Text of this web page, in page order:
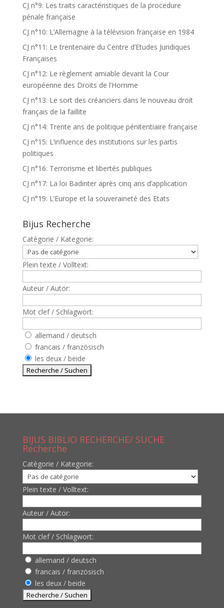
CJ n°9: Les traits caractéristiques de la procedure
pénale française
CJ n°10: L’Allemagne à la télévision française en 1984
CJ n°11: Le trentenaire du Centre d’Etudes Juridiques
Françaises
CJ n°12: Le règlement amiable devant la Cour
européenne des Droits de l’Homme
CJ n°13: Le sort des créanciers dans le nouveau droit
français de la faillite
CJ n°14: Trente ans de politique pénitentiaire française
CJ n°15: L’influence des institutions sur les partis
politiques
CJ n°16: Terrorisme et libertés publiques
CJ n°17: La loi Badinter après cinq ans d’application
CJ n°19: L’Europe et la souveraineté des Etats
Bijus Recherche
Catègorie / Kategorie:
Plein texte / Volltext:
Auteur / Autor:
Mot clef / Schlagwort:
allemand / deutsch
francais / französisch
les deux / beide
BIJUS BIBLIO RECHERCHE/ SUCHE
Recherche
Catègorie / Kategorie:
Plein texte / Volltext:
Auteur / Autor:
Mot clef / Schlagwort:
allemand / deutsch
francais / französisch
les deux / beide